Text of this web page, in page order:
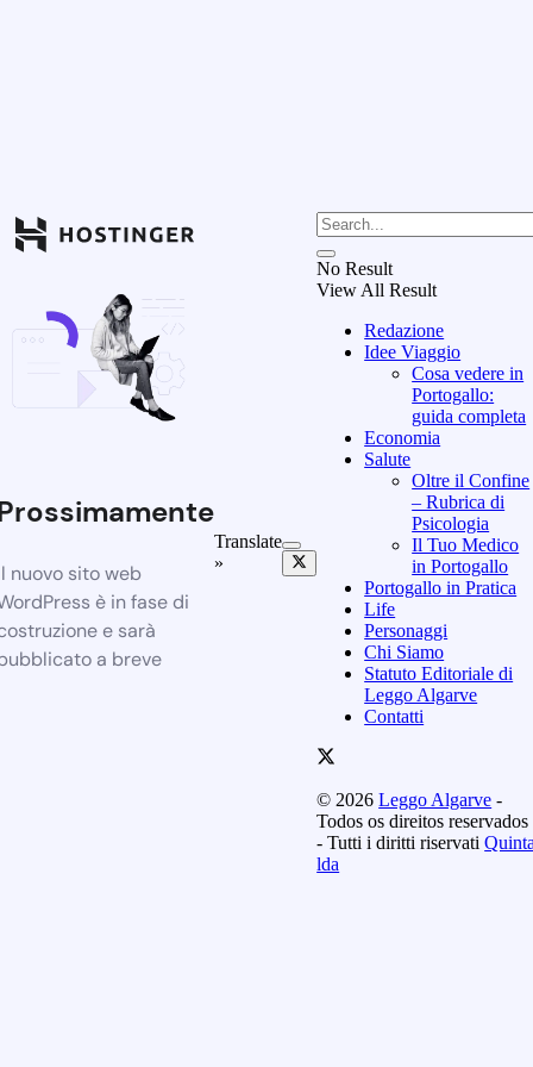
nuovo sito web
è in fase di
e sarà
a breve
Translate
»
No Result
View All Result
Redazione
Idee Viaggio
Cosa vedere in
Portogallo:
guida completa
Economia
Salute
Oltre il Confine
– Rubrica di
Psicologia
Il Tuo Medico
in Portogallo
Portogallo in Pratica
Life
Personaggi
Chi Siamo
Statuto Editoriale di
Leggo Algarve
Contatti
© 2026Leggo Algarve -
Todos os direitos reservados
- Tutti i diritti riservati
lda